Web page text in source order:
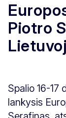
Piotro
Spalio 16-17
lankysis